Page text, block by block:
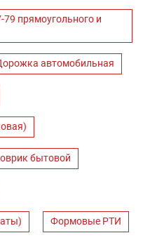
прямоугольного и
автомобильная
бытовой
Формовые РТИ